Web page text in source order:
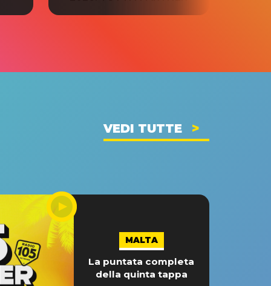
VEDI TUTTE
MALTA
La puntata completa
della quinta tappa